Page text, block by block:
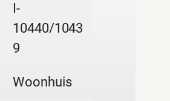
I-
10440/1043
9
Woonhuis